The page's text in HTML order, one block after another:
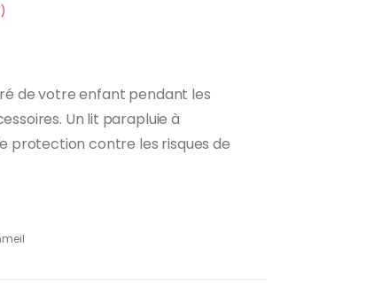
de votre enfant pendant les
Un lit parapluie à
protection contre les risques de